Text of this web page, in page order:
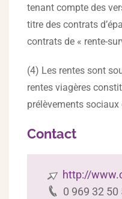
tenant compte des
titre des contrats
contrats de « rente-
(4) Les rentes sont
rentes viagères
prélèvements sociaux
Contact
http://
0 969 32